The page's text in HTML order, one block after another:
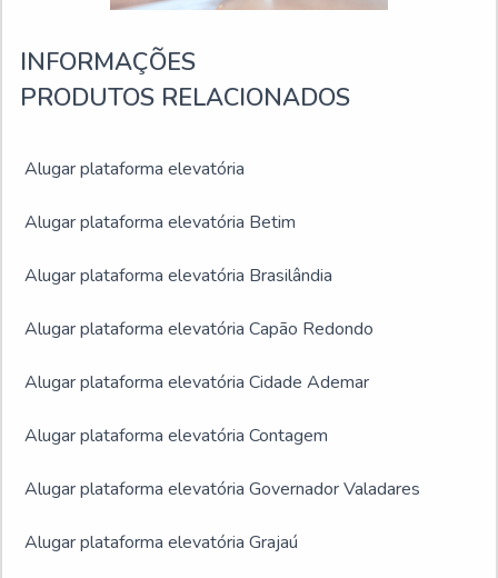
INFORMAÇÕES
PRODUTOS RELACIONADOS
Alugar plataforma elevatória
Alugar plataforma elevatória Betim
Alugar plataforma elevatória Brasilândia
Alugar plataforma elevatória Capão Redondo
Alugar plataforma elevatória Cidade Ademar
Alugar plataforma elevatória Contagem
Alugar plataforma elevatória Governador Valadares
Alugar plataforma elevatória Grajaú